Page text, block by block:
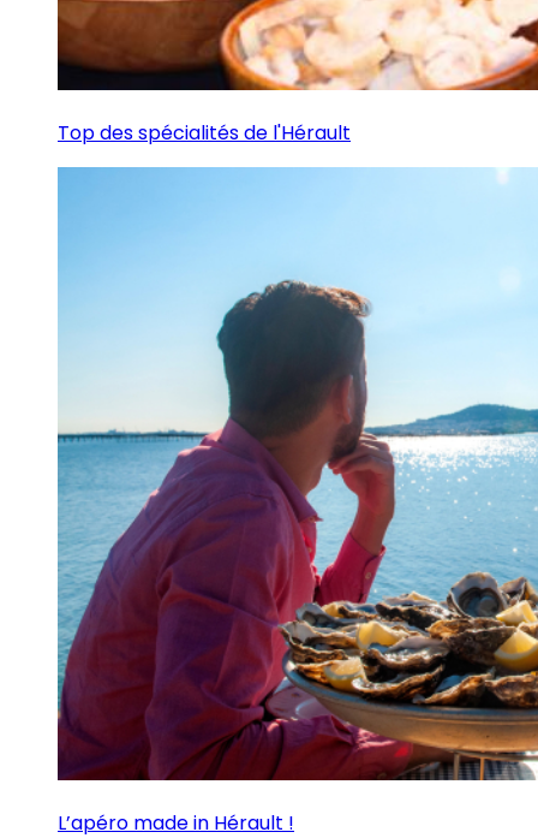
Top des spécialités de l'Hérault
L’apéro made in Hérault !